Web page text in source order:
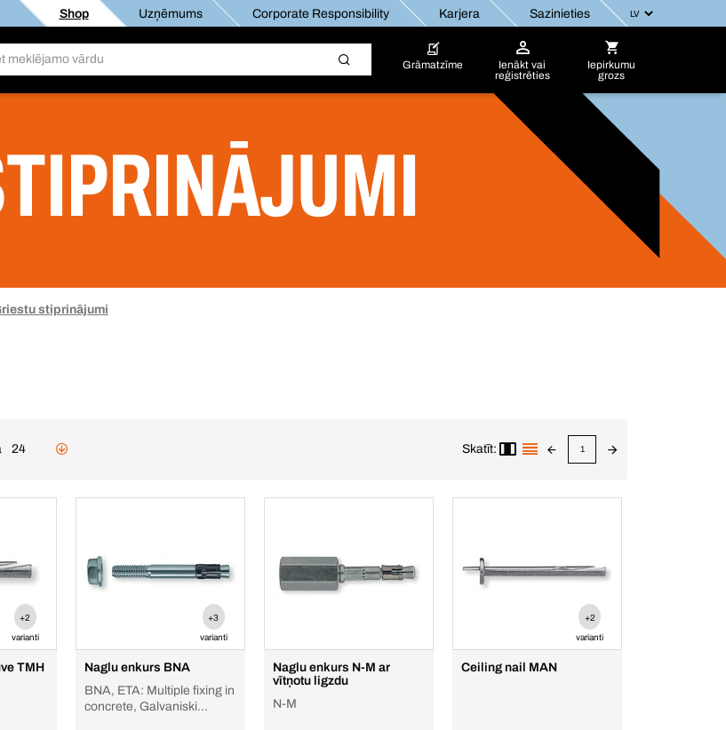
Shop Uzņēmums Corporate Responsibility Karjera Sazinieties
Grāmatzīme
Ienākt vai
reģistrēties
Iepirkumu
grozs
stiprinājumi
24 Skatīt: 1
+2
varianti
TMH
+3
varianti
Naglu enkurs BNA
BNA, ETA: Multiple fixing in
concrete, Galvaniski
Naglu enkurs N-M ar
vītņotu ligzdu
N-M
+2
varianti
Ceiling nail MAN